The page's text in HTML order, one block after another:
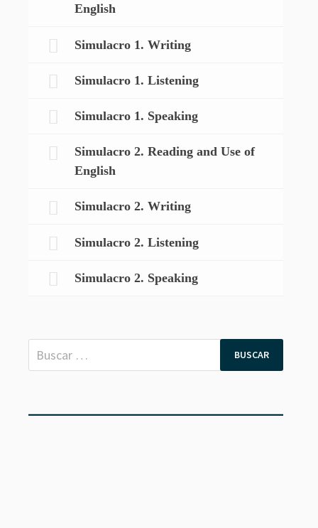
English
Simulacro 1. Writing
Simulacro 1. Listening
Simulacro 1. Speaking
Simulacro 2. Reading and Use of
English
Simulacro 2. Writing
Simulacro 2. Listening
Simulacro 2. Speaking